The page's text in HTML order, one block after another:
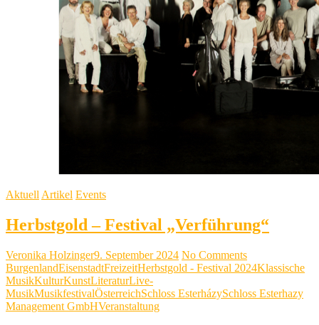
Aktuell Artikel Events
Herbstgold – Festival „Verführung“
Veronika Holzinger9. September 2024 No Comments
BurgenlandEisenstadtFreizeitHerbstgold - Festival 2024Klassische
MusikKulturKunstLiteraturLive-
MusikMusikfestivalÖsterreichSchloss EsterházySchloss Esterhazy
Management GmbHVeranstaltung